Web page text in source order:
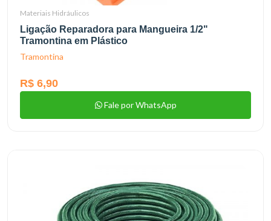
Materiais Hidráulicos
Ligação Reparadora para Mangueira 1/2"
Tramontina em Plástico
Tramontina
R$ 6,90
Fale por WhatsApp